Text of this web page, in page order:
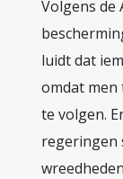
Volgens de
luidt dat
omdat men
te volgen.
regeringen